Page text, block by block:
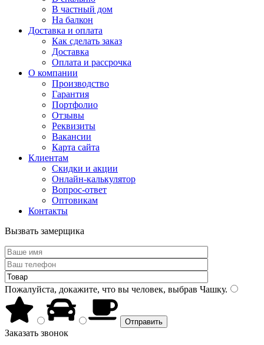
В частный дом
На балкон
Доставка и оплата
Как сделать заказ
Доставка
Оплата и рассрочка
О компании
Производство
Гарантия
Портфолио
Отзывы
Реквизиты
Вакансии
Карта сайта
Клиентам
Скидки и акции
Онлайн-калькулятор
Вопрос-ответ
Оптовикам
Контакты
Вызвать замерщика
Пожалуйста, докажите, что вы человек, выбрав Чашку.
Заказать звонок